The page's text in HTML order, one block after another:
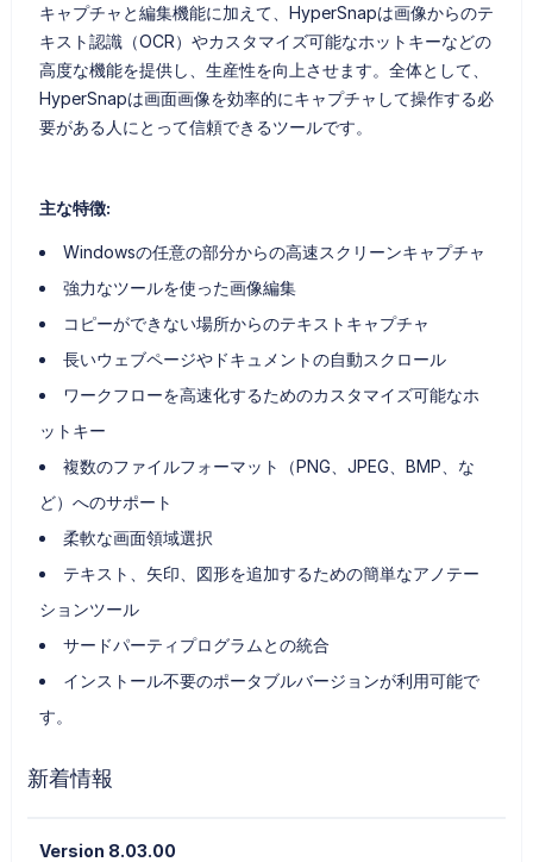
キャプチャと編集機能に加えて、HyperSnapは画像からのテ
キスト認識（OCR）やカスタマイズ可能なホットキーなどの
高度な機能を提供し、生産性を向上させます。全体として、
HyperSnapは画面画像を効率的にキャプチャして操作する必
要がある人にとって信頼できるツールです。
主な特徴:
Windowsの任意の部分からの高速スクリーンキャプチャ
強力なツールを使った画像編集
コピーができない場所からのテキストキャプチャ
長いウェブページやドキュメントの自動スクロール
ワークフローを高速化するためのカスタマイズ可能なホ
ットキー
複数のファイルフォーマット（PNG、JPEG、BMP、な
ど）へのサポート
柔軟な画面領域選択
テキスト、矢印、図形を追加するための簡単なアノテー
ションツール
サードパーティプログラムとの統合
インストール不要のポータブルバージョンが利用可能で
す。
新着情報
Version 8.03.00